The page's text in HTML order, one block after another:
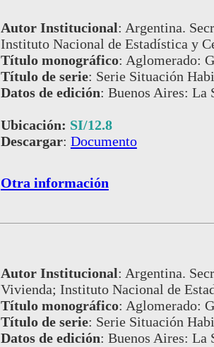
Autor Institucional: Argentina.
Instituto Nacional de Estadística y
Título monográfico: Aglomerado:
Título de serie: Serie Situación
Datos de edición: Buenos Aires: La
Ubicación: SI/12.8
Descargar: Documento
Otra información
Autor Institucional: Argentina.
Vivienda; Instituto Nacional de
Título monográfico: Aglomerado:
Título de serie: Serie Situación
Datos de edición: Buenos Aires: La